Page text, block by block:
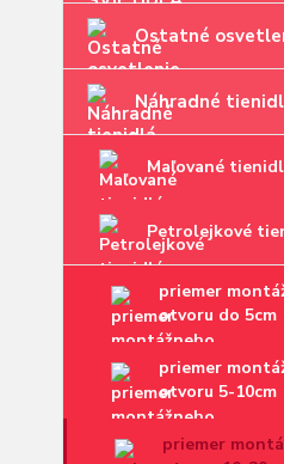
Ostatné
Náhradné
Maľované
Petrolejkové
priemer
otvoru do 5cm
priemer
otvoru 5-10cm
priemer